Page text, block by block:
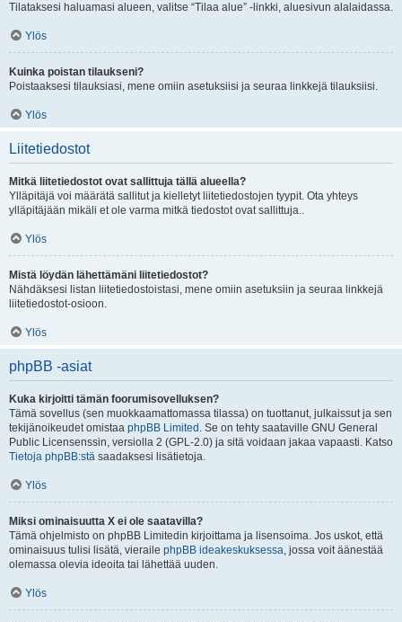
Tilataksesi haluamasi alueen, valitse “Tilaa alue” -linkki, aluesivun alalaidassa.
Ylös
Kuinka poistan tilaukseni?
Poistaaksesi tilauksiasi, mene omiin asetuksiisi ja seuraa linkkejä tilauksiisi.
Ylös
Liitetiedostot
Mitkä liitetiedostot ovat sallittuja tällä alueella?
Ylläpitäjä voi määrätä sallitut ja kielletyt liitetiedostojen tyypit. Ota yhteys
ylläpitäjään mikäli et ole varma mitkä tiedostot ovat sallittuja..
Ylös
Mistä löydän lähettämäni liitetiedostot?
Nähdäksesi listan liitetiedostoistasi, mene omiin asetuksiin ja seuraa linkkejä
liitetiedostot-osioon.
Ylös
phpBB -asiat
Kuka kirjoitti tämän foorumisovelluksen?
Tämä sovellus (sen muokkaamattomassa tilassa) on tuottanut, julkaissut ja sen
tekijänoikeudet omistaa phpBB Limited . Se on tehty saataville GNU General
Public Licensenssin, versiolla 2 (GPL-2.0) ja sitä voidaan jakaa vapaasti. Katso
Tietoja phpBB:stä saadaksesi lisätietoja.
Ylös
Miksi ominaisuutta X ei ole saatavilla?
Tämä ohjelmisto on phpBB Limitedin kirjoittama ja lisensoima. Jos uskot, että
ominaisuus tulisi lisätä, vieraile phpBB ideakeskuksessa, jossa voit äänestää
olemassa olevia ideoita tai lähettää uuden.
Ylös